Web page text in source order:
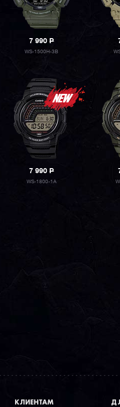
7 990P
WS-1500H-3B
7 990P
WS-1800-1A
КЛИЕНТАМ